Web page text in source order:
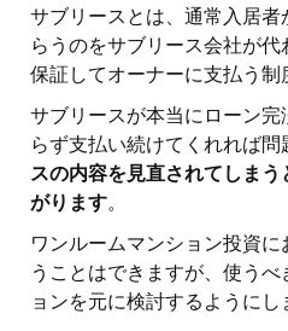
サブリースとは、通常入居
らうのをサブリース会社が
保証してオーナーに支払う制
サブリースが本当にローン
らず支払い続けてくれれば問
スの内容を見直されてしま
がります。
ワンルームマンション投資
うことはできますが、使う
ョンを元に検討するようにし